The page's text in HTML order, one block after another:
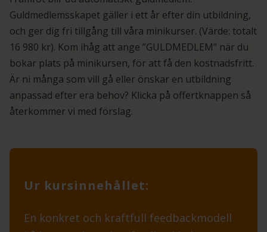
Guldmedlemsskapet gäller i ett år efter din utbildning,
och ger dig fri tillgång till våra minikurser. (Värde: totalt
16 980 kr). Kom ihåg att ange ”GULDMEDLEM” när du
bokar plats på minikursen, för att få den kostnadsfritt.
Är ni många som vill gå eller önskar en utbildning
anpassad efter era behov? Klicka på offertknappen så
återkommer vi med förslag.
Ur kursinnehållet:
En konkret och kraftfull feedbackmodell